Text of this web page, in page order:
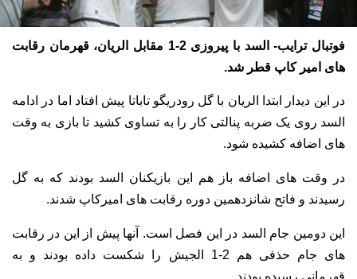
فوتبال ترایب- السد با پیروزی 2-1 مقابل الریان، قهرمان رقابت
های امیر کاپ قطر شد.
در این دیدار ابتدا الریان با گل رودریگو تاباتا پیش افتاد اما در ادامه
السد روی یک ضربه پنالتی کار را به تساوی کشید تا بازی به وقت
های اضافه کشیده شود.
در وقت های اضافه باز هم این بازیکنان السد بودند که به گل
رسیدند و فاتح شانزدهمین دوره رقابت های امیرکاپ شدند.
این دومین جام السد در این فصل است. آنها پیش از این در رقابت
های جام حذفی هم 2-1 الجیش را شکست داده بودند و به